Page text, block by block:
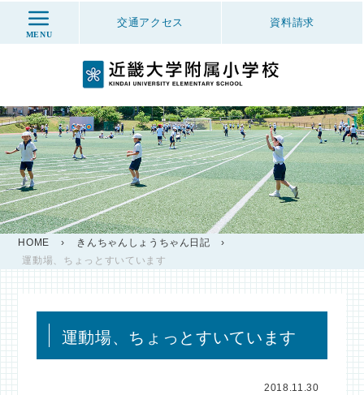
MENU
交通アクセス 資料請求
HOME › きんちゃんしょうちゃん日記
›
運動場、ちょっとすいています
運動場、ちょっとすいています
2018.11.30